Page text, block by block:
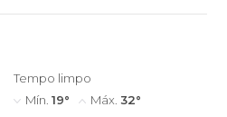
Tempo limpo
Mín. 19° Máx. 32°